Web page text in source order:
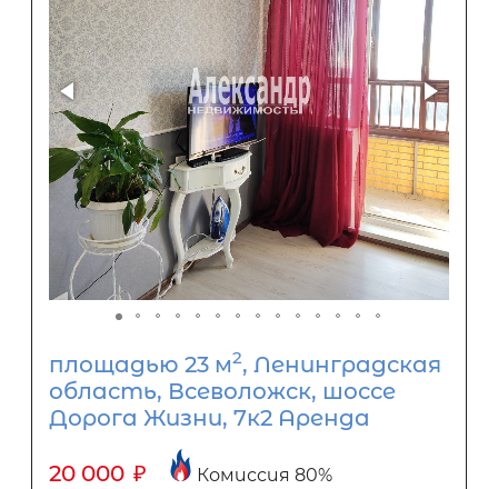
площадью 23 м2, Ленинградская
область, Всеволожск, шоссе
Дорога Жизни, 7к2 Аренда
20 000 ₽ Комиссия 80%